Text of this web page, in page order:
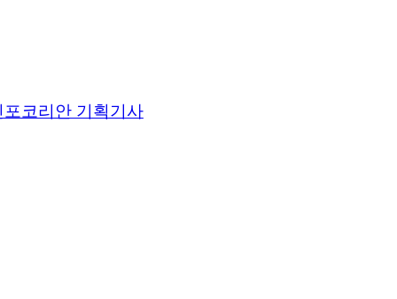
포코리안 기획기사